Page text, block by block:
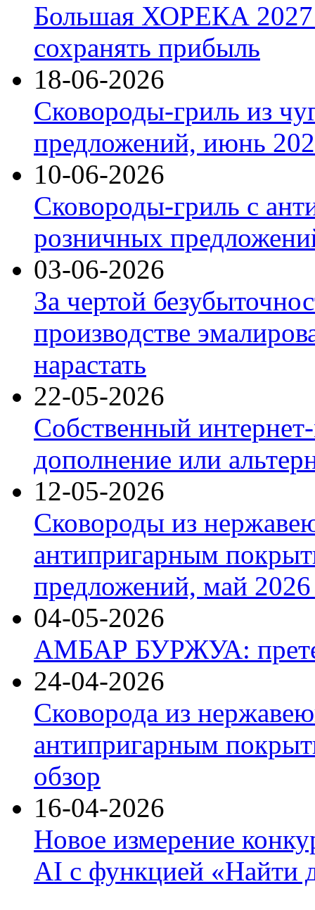
Большая ХОРЕКА 2027:
сохранять прибыль
18-06-2026
Сковороды-гриль из
предложений, июнь
10-06-2026
Сковороды-гриль с
розничных
03-06-2026
За чертой
производстве
нарастать
22-05-2026
Собственный
дополнение или
12-05-2026
Сковороды из
антипригарным
предложений, май 2026
04-05-2026
АМБАР БУРЖУА:
24-04-2026
Сковорода из
антипригарным
обзор
16-04-2026
Новое измерение
AI с функцией «Найти